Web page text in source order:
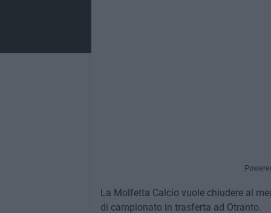
La Molfetta Calcio vuole chiudere al
di campionato in trasferta ad Otranto.